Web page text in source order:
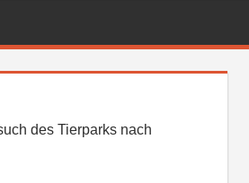
FEUERWEHR
des Tierparks nach